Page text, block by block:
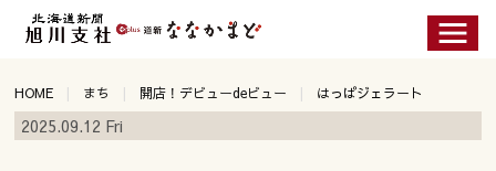
HOME まち 開店！デビューdeビュー はっぱジェラート
2025.09.12 Fri